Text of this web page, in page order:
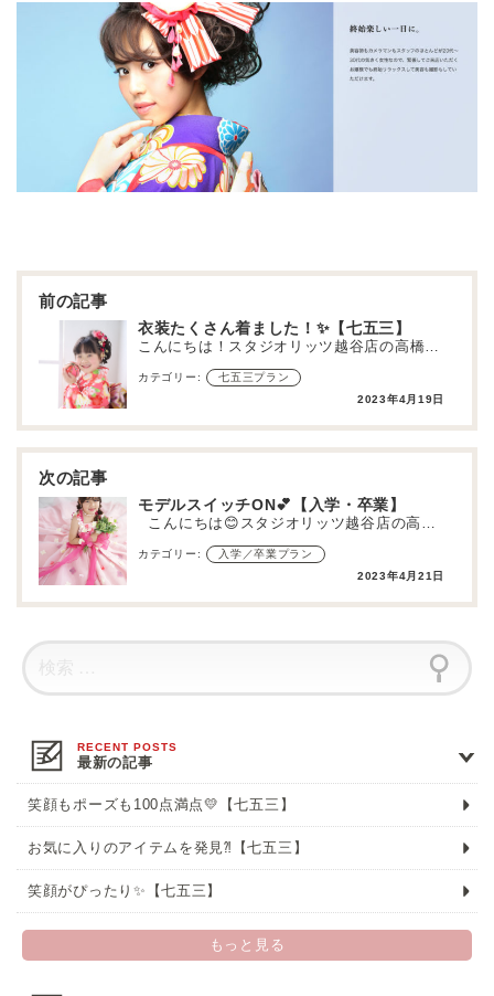
稿
衣装たくさん着ました！✨【七五三】
こんにちは！スタジオリッツ越谷店の高橋です！😊 スタジオリッツでは七五三の前撮り撮影が始まりました～…
カテゴリー:
七五三プラン
2023年4月19日
モデルスイッチON💕【入学・卒業】
こんにちは😊スタジオリッツ越谷店の高橋です♪ 4月ももうすぐ終わりそうですがみなさん新…
カテゴリー:
入学／卒業プラン
2023年4月21日
最新の記事
笑顔もポーズも100点満点💛【七五三】
お気に入りのアイテムを発見⁈【七五三】
笑顔がぴったり✨【七五三】
もっと見る